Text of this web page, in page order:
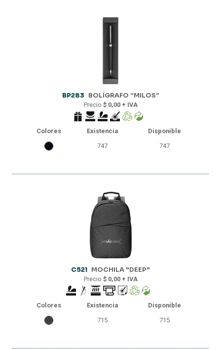
BP283 BOLÍGRAFO “MILOS”
Precio $ 0,00 + IVA
Colores Existencia
Disponible
747
747
C521 MOCHILA "DEEP"
Precio $ 0,00 + IVA
Colores Existencia
Disponible
715
715